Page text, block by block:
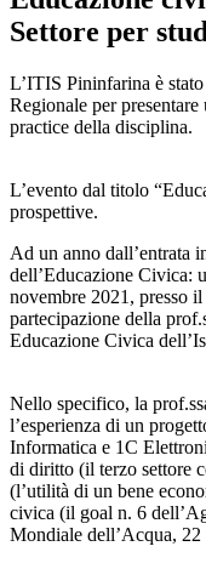
Settore per
L’ITIS Pininfarina è
Regionale per
practice della disciplina.
L’evento dal titolo
prospettive.
Ad un anno dall’entrata
dell’Educazione Civica:
novembre 2021, presso
partecipazione della
Educazione Civica
Nello specifico, la
l’esperienza di un
Informatica e 1C
di diritto (il terzo settore
(l’utilità di un bene
civica (il goal n. 6
Mondiale dell’Acqua, 22